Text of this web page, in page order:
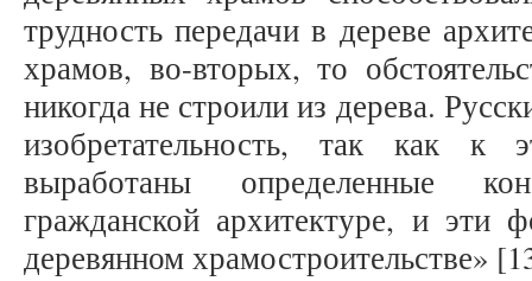
трудность передачи в дереве
храмов, во-вторых, то
никогда не строили из дерева.
изобретательность, так как
выработаны определенные
гражданской архитектуре, и эти
деревянном храмостроительстве»